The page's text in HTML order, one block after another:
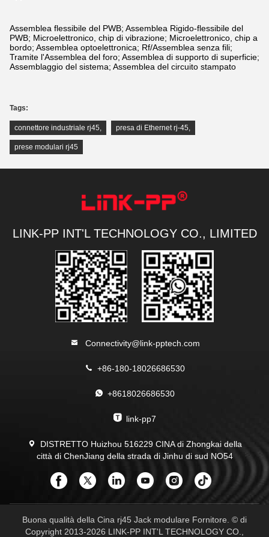
Assemblea flessibile del PWB; Assemblea Rigido-flessibile del
PWB; Microelettronico, chip di vibrazione; Microelettronico, chip a
bordo; Assemblea optoelettronica; Rf/Assemblea senza fili;
Tramite l'Assemblea del foro; Assemblea di supporto di superficie;
Assemblaggio del sistema; Assemblea del circuito stampato
Tags:
connettore industriale rj45, presa di Ethernet rj-45,
prese modulari rj45
LINK-PP INT'L TECHNOLOGY CO., LIMITED
Connectivity@link-pptech.com
+86-180-18026686530
+8618026686530
link-pp7
DISTRETTO Huizhou 516229 CINA di Zhongkai della
città di ChenJiang della strada di Jinhu di sud NO54
Buona qualità della Cina rj45 Jack modulare Fornitore. © di
Copyright 2013-2026 LINK-PP INT'L TECHNOLOGY CO.,